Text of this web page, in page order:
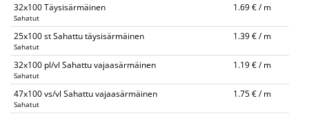
32x100 Täysisärmäinen
Sahatut
1.69 € / m
25x100 st Sahattu täysisärmäinen
Sahatut
1.39 € / m
32x100 pl/vl Sahattu vajaasärmäinen
Sahatut
1.19 € / m
47x100 vs/vl Sahattu vajaasärmäinen
Sahatut
1.75 € / m